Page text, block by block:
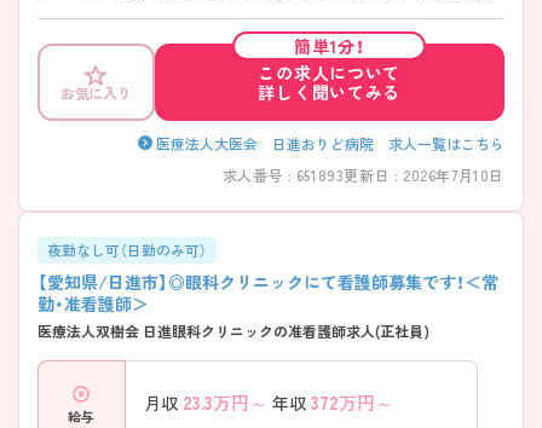
お気に入り
簡単1分！
この求人について
詳しく聞いてみる
医療法人大医会 日進おりど病院 求人一覧はこちら
求人番号 : 651893更新日 : 2026年7月10日
夜勤なし可（日勤のみ可）
【愛知県/日進市】◎眼科クリニックにて看護師募集です！＜常
勤・准看護師＞
医療法人双樹会 日進眼科クリニックの准看護師求人(正社員)
給与
月収 23.3万円～ 年収 372万円～